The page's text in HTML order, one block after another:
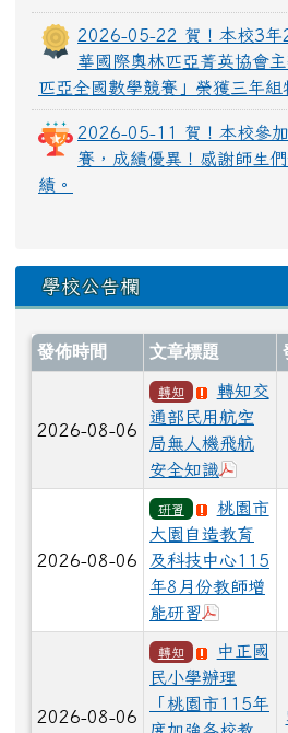
2026-05-22 賀！本校3年
華國際奧林匹亞菁英協會
匹亞全國數學競賽」榮獲三年組
2026-05-11 賀！本校參
賽，成績優異！感謝師生
績。
學校公告欄
發佈時間 文章標題
2026-08-06
轉知
轉知交
通部民用航空
局無人機飛航
安全知識
2026-08-06
研習
桃園市
大園自造教育
及科技中心115
年8月份教師增
能研習
2026-08-06
轉知
中正國
民小學辦理
「桃園市115年
度加強各校教